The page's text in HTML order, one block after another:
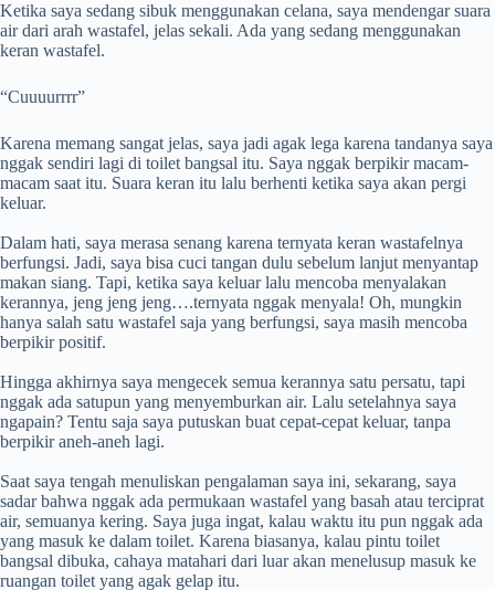
Ketika saya sedang sibuk menggunakan celana, saya mendengar suara
air dari arah wastafel, jelas sekali. Ada yang sedang menggunakan
keran wastafel.
“Cuuuurrrr”
Karena memang sangat jelas, saya jadi agak lega karena tandanya saya
nggak sendiri lagi di toilet bangsal itu. Saya nggak berpikir macam-
macam saat itu. Suara keran itu lalu berhenti ketika saya akan pergi
keluar.
Dalam hati, saya merasa senang karena ternyata keran wastafelnya
berfungsi. Jadi, saya bisa cuci tangan dulu sebelum lanjut menyantap
makan siang. Tapi, ketika saya keluar lalu mencoba menyalakan
kerannya, jeng jeng jeng….ternyata nggak menyala! Oh, mungkin
hanya salah satu wastafel saja yang berfungsi, saya masih mencoba
berpikir positif.
Hingga akhirnya saya mengecek semua kerannya satu persatu, tapi
nggak ada satupun yang menyemburkan air. Lalu setelahnya saya
ngapain? Tentu saja saya putuskan buat cepat-cepat keluar, tanpa
berpikir aneh-aneh lagi.
Saat saya tengah menuliskan pengalaman saya ini, sekarang, saya
sadar bahwa nggak ada permukaan wastafel yang basah atau terciprat
air, semuanya kering. Saya juga ingat, kalau waktu itu pun nggak ada
yang masuk ke dalam toilet. Karena biasanya, kalau pintu toilet
bangsal dibuka, cahaya matahari dari luar akan menelusup masuk ke
ruangan toilet yang agak gelap itu.